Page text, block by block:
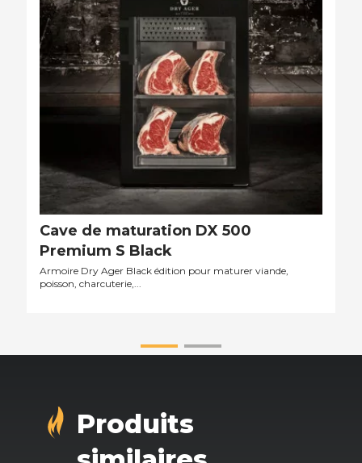
Cave de maturation DX 500
Premium S Black
Armoire Dry Ager Black édition pour maturer viande,
poisson, charcuterie,...
Produits